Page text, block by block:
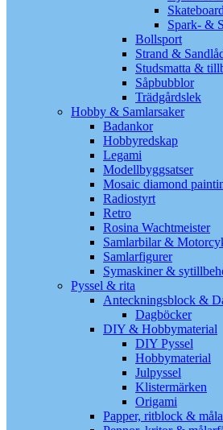
Spark- &
Bollsport
Strand &
Studsmatta &
Såpbubblor
Trädgårdslek
Hobby & Samlarsaker
Badankor
Hobbyredskap
Legami
Modellbyggsatser
Mosaic diamond
Radiostyrt
Retro
Rosina Wachtmeister
Samlarbilar &
Samlarfigurer
Symaskiner &
Pyssel & rita
Anteckningsblock &
Dagböcker
DIY & Hobbymaterial
DIY Pyssel
Hobbymaterial
Julpyssel
Klistermärken
Origami
Papper, ritblock &